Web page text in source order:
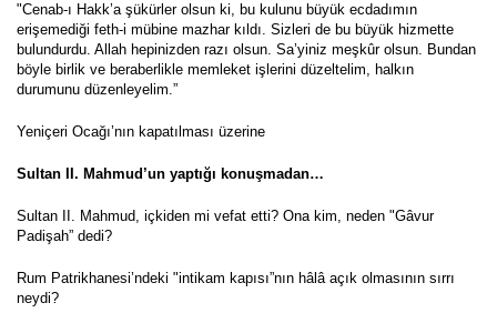
"Cenab-ı Hakk’a şükürler olsun ki, bu kulunu büyük ecdadımın
erişemediği feth-i mübine mazhar kıldı. Sizleri de bu büyük hizmette
bulundurdu. Allah hepinizden razı olsun. Sa’yiniz meşkûr olsun. Bundan
böyle birlik ve beraberlikle memleket işlerini düzeltelim, halkın
durumunu düzenleyelim.”
Yeniçeri Ocağı’nın kapatılması üzerine
Sultan II. Mahmud’un yaptığı konuşmadan…
Sultan II. Mahmud, içkiden mi vefat etti? Ona kim, neden "Gâvur
Padişah” dedi?
Rum Patrikhanesi’ndeki "intikam kapısı”nın hâlâ açık olmasının sırrı
neydi?